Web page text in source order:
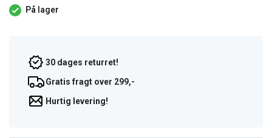
På lager
30 dages returret!
Gratis fragt over 299,-
Hurtig levering!